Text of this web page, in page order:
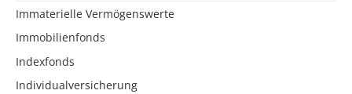
Immaterielle Vermögenswerte
Immobilienfonds
Indexfonds
Individualversicherung